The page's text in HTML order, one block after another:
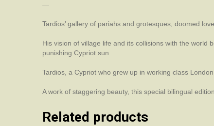
—
Tardios’ gallery of pariahs and grotesques, doomed
His vision of village life and its collisions with the world
punishing Cypriot sun.
Tardios, a Cypriot who grew up in working class
A work of staggering beauty, this special bilingual
Related products